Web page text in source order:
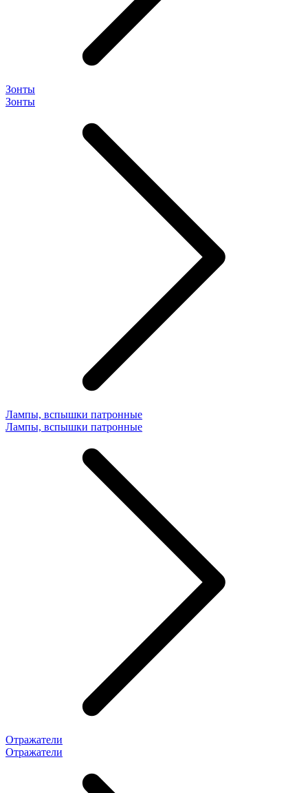
Зонты
Зонты
Лампы, вспышки патронные
Лампы, вспышки патронные
Отражатели
Отражатели